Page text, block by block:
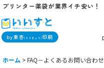
プリンター薬袋が業界イチ安い！
by東杏(とうきょう) 印刷
ホーム >FAQ－よくあるお問い合わ